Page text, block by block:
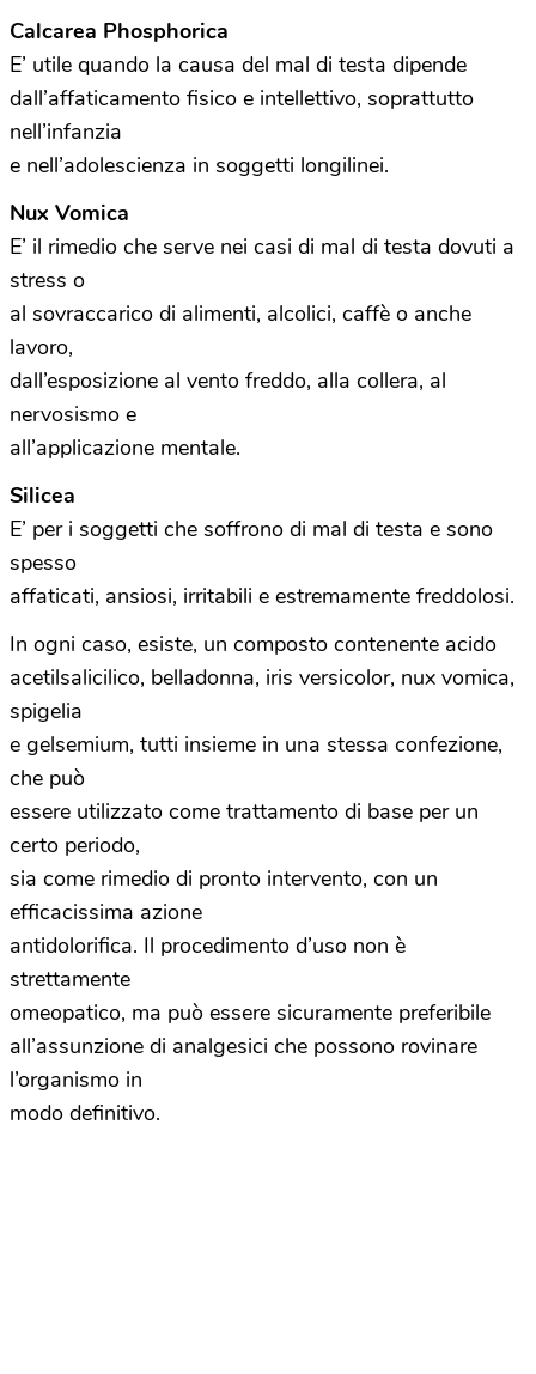
Calcarea Phosphorica
E’ utile quando la causa del mal di testa dipende
dall’affaticamento fisico e intellettivo, soprattutto
nell’infanzia
e nell’adolescienza in soggetti longilinei.
Nux Vomica
E’ il rimedio che serve nei casi di mal di testa dovuti a
stress o
al sovraccarico di alimenti, alcolici, caffè o anche
lavoro,
dall’esposizione al vento freddo, alla collera, al
nervosismo e
all’applicazione mentale.
Silicea
E’ per i soggetti che soffrono di mal di testa e sono
spesso
affaticati, ansiosi, irritabili e estremamente freddolosi.
In ogni caso, esiste, un composto contenente acido
acetilsalicilico, belladonna, iris versicolor, nux vomica,
spigelia
e gelsemium, tutti insieme in una stessa confezione,
che può
essere utilizzato come trattamento di base per un
certo periodo,
sia come rimedio di pronto intervento, con un
efficacissima azione
antidolorifica. Il procedimento d’uso non è
strettamente
omeopatico, ma può essere sicuramente preferibile
all’assunzione di analgesici che possono rovinare
l’organismo in
modo definitivo.